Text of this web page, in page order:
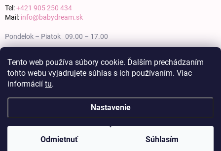
Tento web používa súbory cookie. Ďalším prechádzaním
tohto webu vyjadrujete súhlas s ich používaním. Viac
informácií tu.
Nastavenie
Odmietnuť Súhlasím
Tel:+421 905 250 434
Mail: info@babydream.sk
Pondelok – Piatok 09.00 – 17.00
Nedeľa zatvorené
Copyright 2026BABY DREAM. Všetky práva vyhradené.Upraviť nastavenie